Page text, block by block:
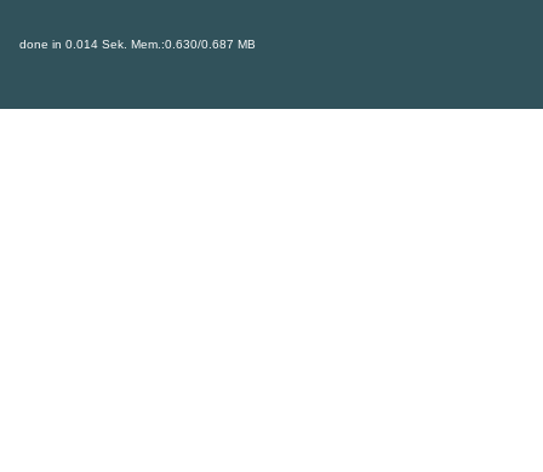
done in 0.014 Sek. Mem.:0.630/0.687 MB